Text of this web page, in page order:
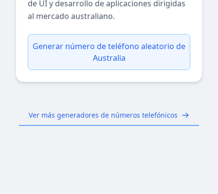
de UI y desarrollo de aplicaciones dirigidas
al mercado australiano.
Generar número de teléfono aleatorio de
Australia
Ver más generadores de números telefónicos